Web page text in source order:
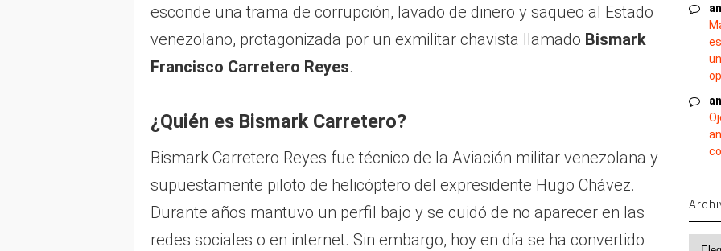
esconde una trama de corrupción, lavado de dinero y saqueo al Estado
venezolano, protagonizada por un exmilitar chavista llamado Bismark
Francisco Carretero Reyes.
¿Quién es Bismark Carretero?
Bismark Carretero Reyes fue técnico de la Aviación militar venezolana y
supuestamente piloto de helicóptero del expresidente Hugo Chávez.
Durante años mantuvo un perfil bajo y se cuidó de no aparecer en las
redes sociales o en internet. Sin embargo, hoy en día se ha convertido